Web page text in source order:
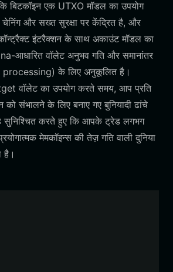
बिटकॉइन एक UTXO मॉडल का उपयोग
और सख्त सुरक्षा पर केंद्रित है, और
कॉन्ट्रैक्ट इंटरैक्शन के साथ अकाउंट मॉडल का
आधारित वॉलेट अनुभव गति और समानांतर
के लिए अनुकूलित है।
वॉलेट का उपयोग करते समय, आप प्रति
संभालने के लिए बनाए गए बुनियादी ढांचे
सुनिश्चित करते हुए कि आपके ट्रेड लगभग
मेमकॉइन्स की तेज़ गति वाली दुनिया
है।